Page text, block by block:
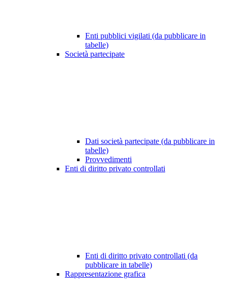
Enti pubblici vigilati (da pubblicare in
tabelle)
Società partecipate
Dati società partecipate (da pubblicare in
tabelle)
Provvedimenti
Enti di diritto privato controllati
Enti di diritto privato controllati (da
pubblicare in tabelle)
Rappresentazione grafica